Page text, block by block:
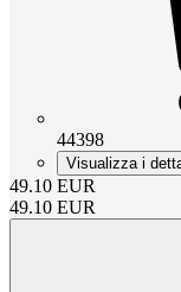
44398
Visualizza i
49.10 EUR
49.10 EUR